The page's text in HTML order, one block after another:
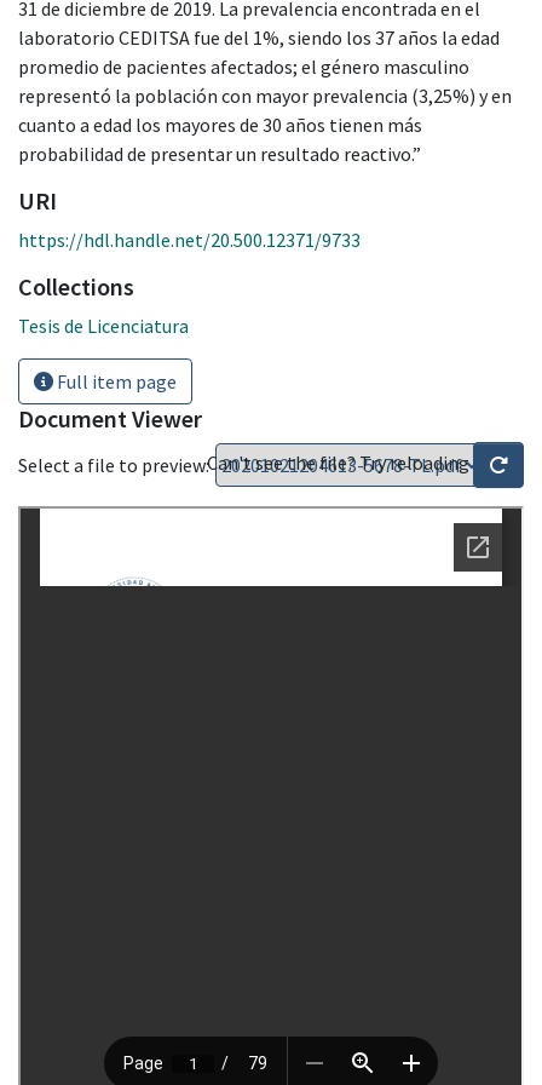
31 de diciembre de 2019. La prevalencia encontrada en el
laboratorio CEDITSA fue del 1%, siendo los 37 años la edad
promedio de pacientes afectados; el género masculino
representó la población con mayor prevalencia (3,25%) y en
cuanto a edad los mayores de 30 años tienen más
probabilidad de presentar un resultado reactivo.”
URI
https://hdl.handle.net/20.500.12371/9733
Collections
Tesis de Licenciatura
Full item page
Document Viewer
Select a file to preview:Can't see the file? Try reloading